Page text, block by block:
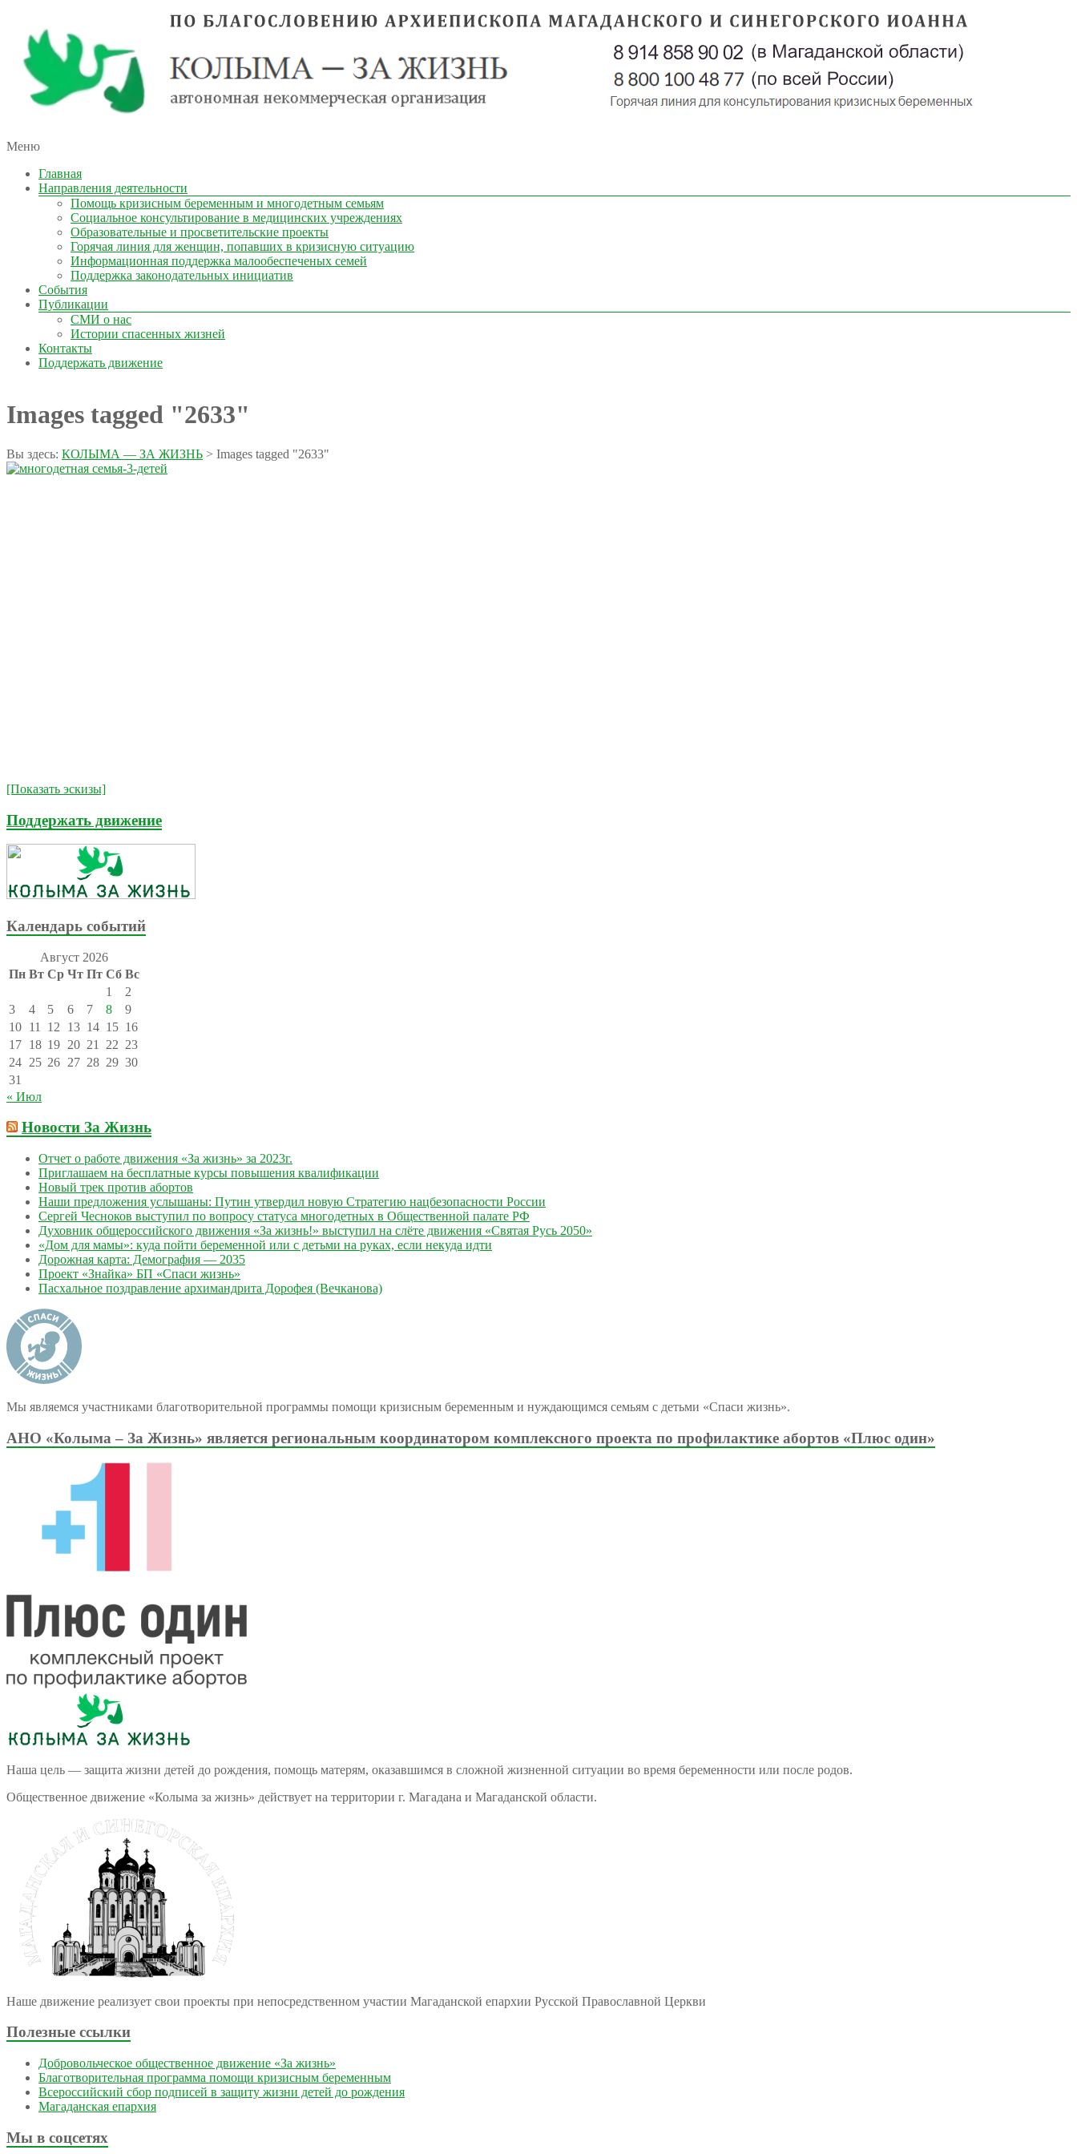
КОЛЫМА — ЗА ЖИЗНЬ
автономная некоммерческая организация
Меню
Главная
Направления деятельности
Помощь кризисным беременным и многодетным семьям
Социальное консультирование в медицинских учреждениях
Образовательные и просветительские проекты
Горячая линия для женщин, попавших в кризисную ситуацию
Информационная поддержка малообеспеченых семей
Поддержка законодательных инициатив
События
Публикации
СМИ о нас
Истории спасенных жизней
Контакты
Поддержать движение
Images tagged "2633"
Вы здесь: КОЛЫМА — ЗА ЖИЗНЬ > Images tagged "2633"
[Показать эскизы]
Поддержать движение
Календарь событий
Август 2026
Пн Вт Ср Чт Пт Сб Вс
1
2
3
4 5 6 7 8
9
10 11 12 13 14 15 16
17 18 19 20 21 22 23
24 25 26 27 28 29 30
31
« Июл
Новости За Жизнь
Отчет о работе движения «За жизнь» за 2023г.
Приглашаем на бесплатные курсы повышения квалификации
Новый трек против абортов
Наши предложения услышаны: Путин утвердил новую Стратегию нацбезопасности России
Сергей Чесноков выступил по вопросу статуса многодетных в Общественной палате РФ
Духовник общероссийского движения «За жизнь!» выступил на слёте движения «Святая Русь 2050»
«Дом для мамы»: куда пойти беременной или с детьми на руках, если некуда идти
Дорожная карта: Демография — 2035
Проект «Знайка» БП «Спаси жизнь»
Пасхальное поздравление архимандрита Дорофея (Вечканова)
Мы являемся участниками благотворительной программы помощи кризисным беременным и нуждающимся семьям с детьми «Спаси жизнь».
АНО «Колыма – За Жизнь» является региональным координатором комплексного проекта по профилактике абортов «Плюс один»
Наша цель — защита жизни детей до рождения, помощь матерям, оказавшимся в сложной жизненной ситуации во время беременности или после родов.
Общественное движение «Колыма за жизнь» действует на территории г. Магадана и Магаданской области.
Наше движение реализует свои проекты при непосредственном участии Магаданской епархии Русской Православной Церкви
Полезные ссылки
Добровольческое общественное движение «За жизнь»
Благотворительная программа помощи кризисным беременным
Всероссийский сбор подписей в защиту жизни детей до рождения
Магаданская епархия
Мы в соцсетях